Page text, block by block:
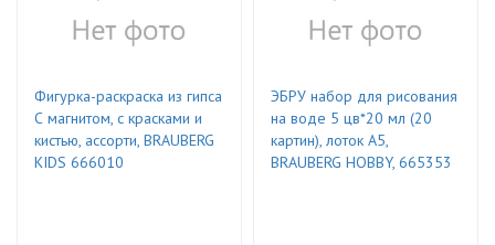
Фигурка-раскраска из гипса
С магнитом, с красками и
кистью, ассорти, BRAUBERG
KIDS 666010
ЭБРУ набор для рисования
на воде 5 цв*20 мл (20
картин), лоток А5,
BRAUBERG HOBBY, 665353